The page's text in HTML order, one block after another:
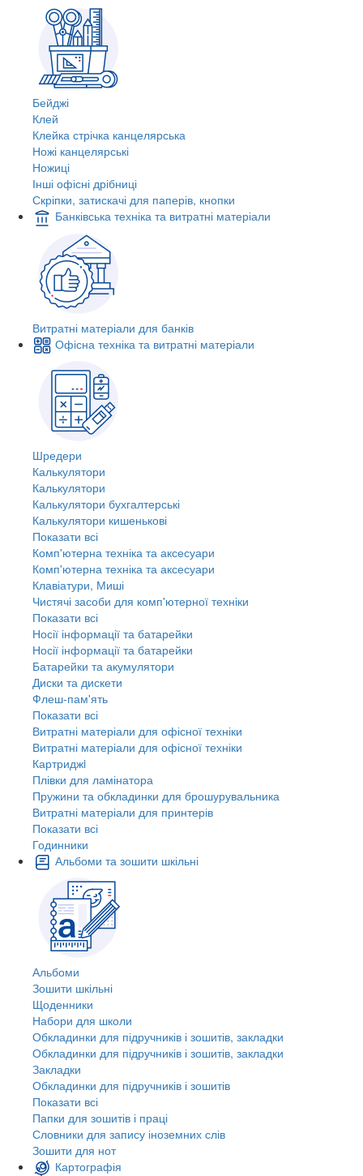
Бейджі
Клей
Клейка стрічка канцелярська
Ножі канцелярські
Ножиці
Інші офісні дрібниці
Скріпки, затискачі для паперів, кнопки
Банківська техніка та витратні матеріали
Витратні матеріали для банків
Офісна техніка та витратні матеріали
Шредери
Калькулятори
Калькулятори
Калькулятори бухгалтерські
Калькулятори кишенькові
Показати всі
Комп'ютерна техніка та аксесуари
Комп'ютерна техніка та аксесуари
Клавіатури, Миші
Чистячі засоби для комп'ютерної техніки
Показати всі
Носії інформації та батарейки
Носії інформації та батарейки
Батарейки та акумулятори
Диски та дискети
Флеш-пам'ять
Показати всі
Витратні матеріали для офісної техніки
Витратні матеріали для офісної техніки
Картриджi
Плівки для ламінатора
Пружини та обкладинки для брошурувальника
Витратні матеріали для принтерів
Показати всі
Годинники
Альбоми та зошити шкільні
Альбоми
Зошити шкільні
Щоденники
Набори для школи
Обкладинки для підручників і зошитів, закладки
Обкладинки для підручників і зошитів, закладки
Закладки
Обкладинки для підручників і зошитів
Показати всі
Папки для зошитів і праці
Словники для запису іноземних слів
Зошити для нот
Картографія